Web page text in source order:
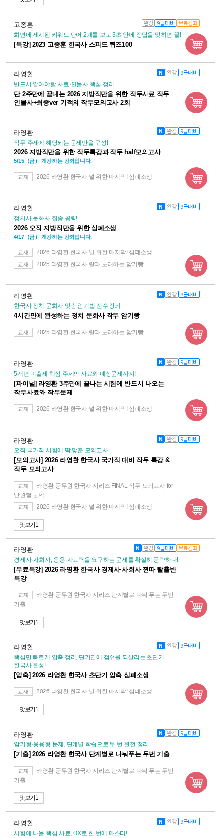
고종훈 완강 9급대비 무료강좌
화면에 제시된 키워드 단어 2개를 보고 3초 안에 정답을 맞히면 끝!
[특강] 2023 고종훈 한국사 스피드 퀴즈100
라영환 N 완강 9급대비
반드시 알아야할 사료·인물사 핵심 정리
단 2주만에 끝내는 2026 지방직만을 위한 작두사료 작두
인물사+최종ver 기적의 작두모의고사 2회
라영환 N 완강 9급대비
작두 주제에 해당되는 문제만을 구성!
2026 지방직만을 위한 작두특강과 작두 half모의고사
5/15（금） 개강하는 강좌입니다.
교재 2026 라영환 한국사 널 위한 마지막! 심폐소생
라영환 N 완강 9급대비
정치사 문화사 집중 공략!
2026 오직 지방직만을 위한 심폐소생
4/17（금） 개강하는 강좌입니다.
교재 2026 라영환 한국사 널 위한 마지막! 심폐소생
교재 2025 라영환 한국사 랄라 노래하는 암기빵
라영환 N 완강 9급대비
한국사 정치 문화사 맞춤 암기법 전수 강좌
4시간만에 완성하는 정치 문화사 작두 암기빵
교재 2025 라영환 한국사 랄라 노래하는 암기빵
라영환 N 완강 9급대비
5개년 미출제 핵심 주제의 사료와 예상문제까지!
[파이널] 라영환 3주만에 끝나는 시험에 반드시 나오는
작두사료와 작두문제
교재 2026 라영환 한국사 널 위한 마지막! 심폐소생
라영환 N 완강 9급대비
오직 국가직 시험에 딱 맞춘 모의고사
[모의고사] 2026 라영환 한국사 국가직 대비 작두 특강 &
작두 모의고사
교재
라영환 공무원 한국사 시리즈 FINAL 작두 모의고사 for
단원별 문제
교재 2026 라영환 한국사 널 위한 마지막! 심폐소생
맛보기 1
라영환 N 완강 9급대비 무료강좌
경제사·사회사, 응용·사고력을 요구하는 문제를 확실히 공략하다!
[무료특강] 2026 라영환 한국사 경제사·사회사 찐따 탈출반
특강
교재
라영환 공무원 한국사 시리즈 단계별로 나눠 푸는 두번
기출
맛보기 1
라영환 N 완강 9급대비
핵심만 빠르게 압축 정리, 단기간에 점수를 되살리는 초단기
한국사 완성!
[압축] 2026 라영환 한국사 초단기 압축 심폐소생
교재 2026 라영환 한국사 널 위한 마지막! 심폐소생
맛보기 1
라영환 N 완강 9급대비
암기형·응용형 문제, 단계별 학습으로 두 번 완전 정리
[기출] 2026 라영환 한국사 단계별로 나눠푸는 두번 기출
교재
라영환 공무원 한국사 시리즈 단계별로 나눠 푸는 두번
기출
맛보기 1
라영환 N 완강 9급대비
시험에 나올 핵심 사료, OX로 한 번에 마스터!